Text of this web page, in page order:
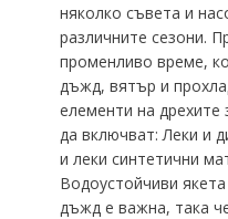
няколко съвета и
различните сезони.
променливо време,
дъжд, вятър и
елементи на дрехите
да включват: Леки и
и леки синтетични
Водоустойчиви
дъжд е важна, така